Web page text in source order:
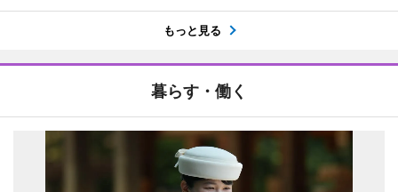
もっと見る
暮らす・働く